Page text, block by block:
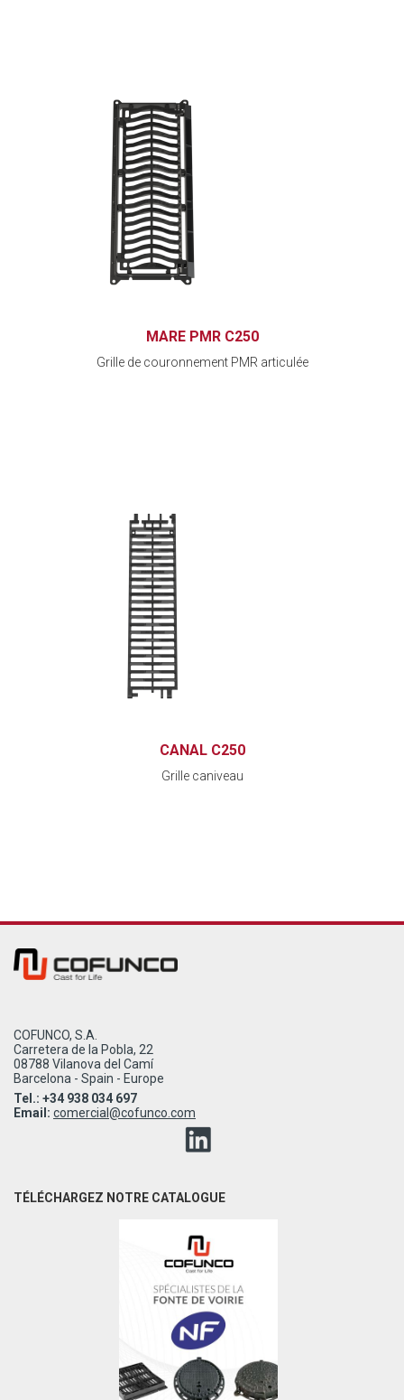
MARE PMR C250
Grille de couronnement PMR articulée
CANAL C250
Grille caniveau
COFUNCO, S.A.
Carretera de la Pobla, 22
08788 Vilanova del Camí
Barcelona - Spain - Europe
Tel.: +34 938 034 697
Email: comercial@cofunco.com
TÉLÉCHARGEZ NOTRE CATALOGUE